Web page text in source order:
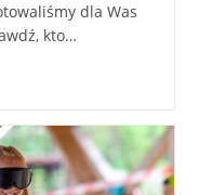
dla Was
kto…